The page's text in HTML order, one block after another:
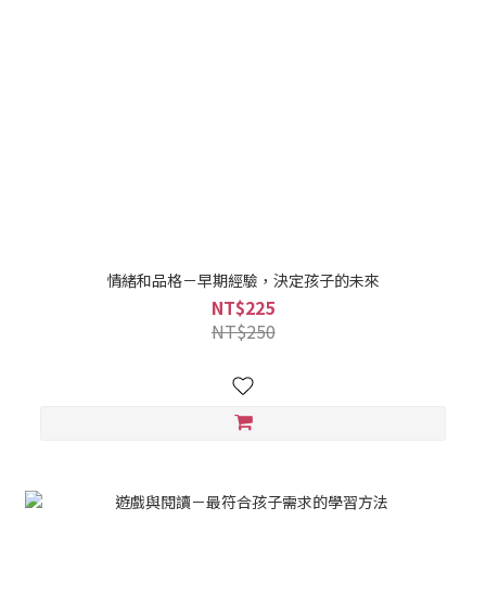
情緒和品格－早期經驗，決定孩子的未來
NT$225
NT$250